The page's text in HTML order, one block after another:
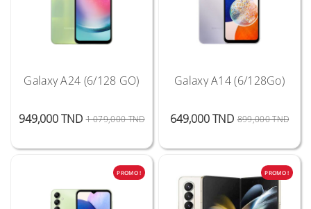
Galaxy A24 (6/128 GO)
949,000 TND 1 079,000 TNDPrix Public
Prix
Galaxy A14 (6/128Go)
649,000 TND 899,000 TNDPrix
Prix
PROMO ! PROMO !